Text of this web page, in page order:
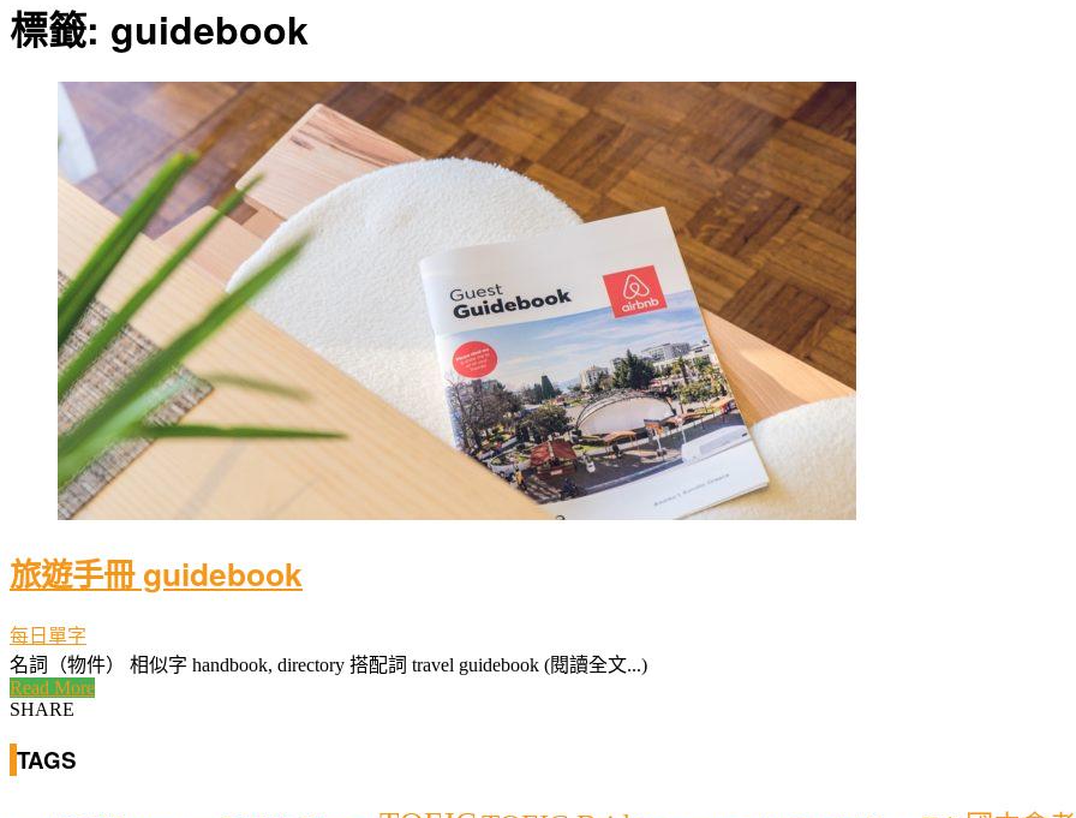
標籤: guidebook
旅遊手冊 guidebook
每日單字
名詞（物件） 相似字 handbook, directory 搭配詞 travel guidebook (閱讀全文...)
Read More
SHARE
TAGS